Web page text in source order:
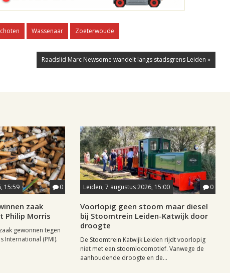
Wassenaar Zoeterwoude
Raadslid Marc Newsome wandelt langs stadsgrens Leiden »
15:59 0
zaak
Philip Morris
gewonnen tegen
International (PMI).
Leiden, 7 augustus 2026, 15:00 0
Voorlopig geen stoom maar diesel
bij Stoomtrein Leiden-Katwijk door
droogte
De Stoomtrein Katwijk Leiden rijdt voorlopig
niet met een stoomlocomotief. Vanwege de
aanhoudende droogte en de...